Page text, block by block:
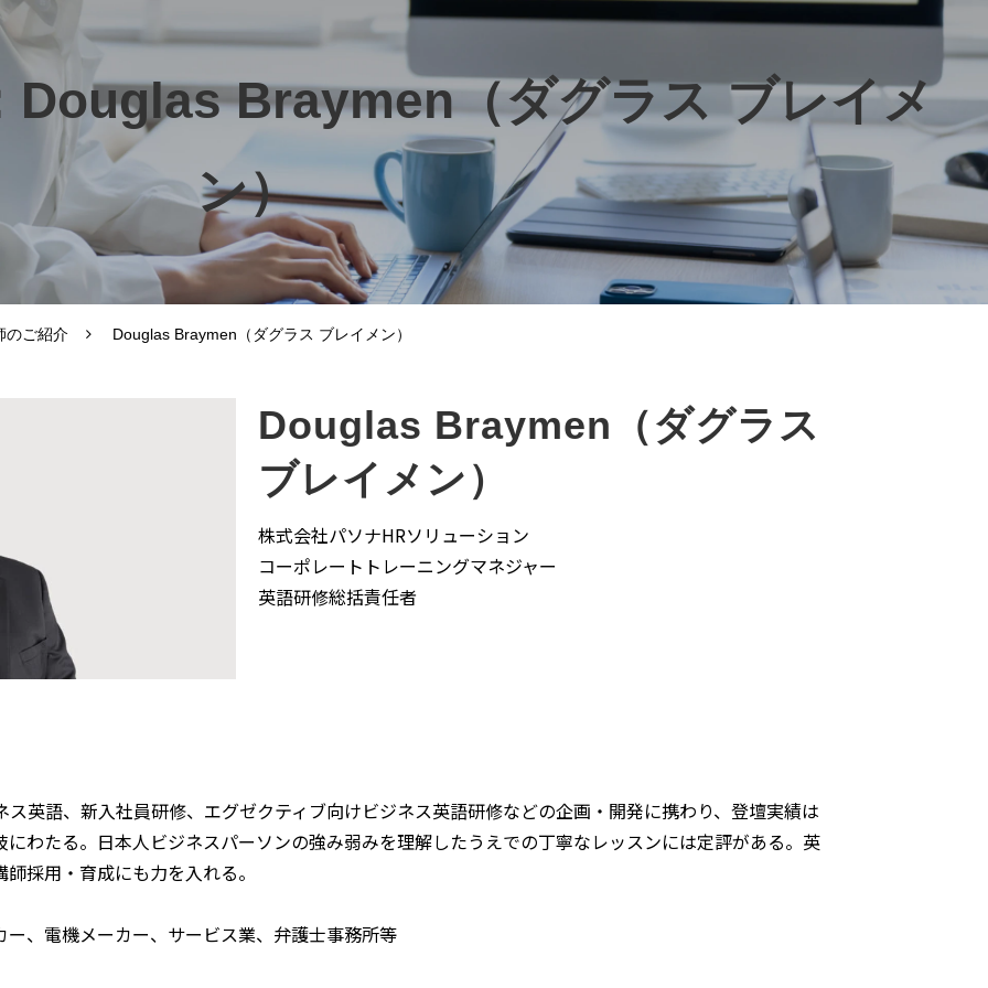
Douglas Braymen（ダグラス ブレイメ
ン）
のご紹介 Douglas Braymen（ダグラス ブレイメン）
Douglas Braymen（ダグラス
ブレイメン）
株式会社パソナHRソリューション
コーポレートトレーニングマネジャー
英語研修総括責任者
英語、新入社員研修、エグゼクティブ向けビジネス英語研修などの企画・開発に携わり、登壇実績は
わたる。日本人ビジネスパーソンの強み弱みを理解したうえでの丁寧なレッスンには定評がある。英
採用・育成にも力を入れる。
、電機メーカー、サービス業、弁護士事務所等